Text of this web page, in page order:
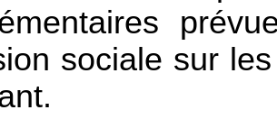
sociale sur